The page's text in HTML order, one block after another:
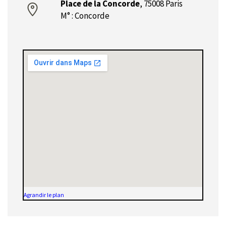
Place de la Concorde, 75008 Paris
M° : Concorde
Agrandir le plan